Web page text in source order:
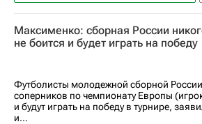
Спартак Москва
Зенит
Максименко: сборная России
не боится и будет играть на победу
Футболисты молодежной сборной
соперников по чемпионату Европы
и будут играть на победу в турнире,
и...